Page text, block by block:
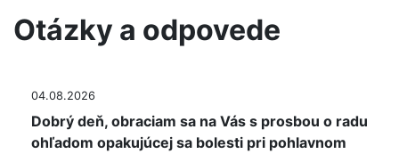
Otázky a odpovede
04.08.2026
Dobrý deň, obraciam sa na Vás s prosbou o radu
ohľadom opakujúcej sa bolesti pri pohlavnom